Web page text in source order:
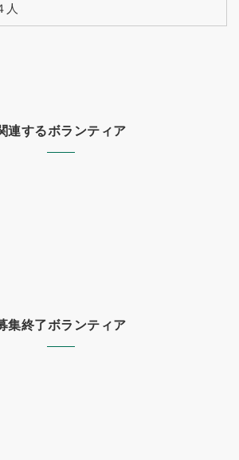
人
連するボランティア
集終了ボランティア